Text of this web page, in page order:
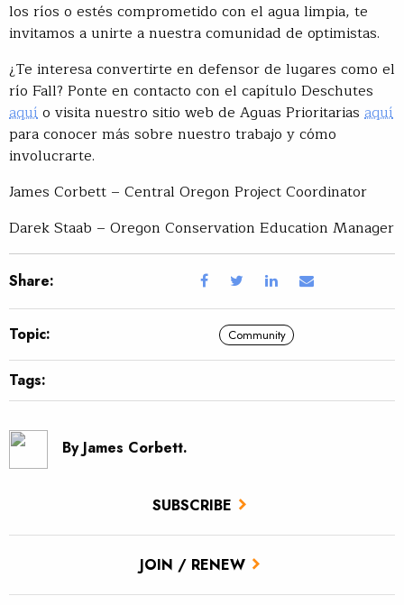
SUBSCRIBE
JOIN / RENEW
los ríos o estés comprometido con el agua limpia, te
invitamos a unirte a nuestra comunidad de optimistas.
¿Te interesa convertirte en defensor de lugares como el
río Fall? Ponte en contacto con el capítulo Deschutes
aquío visita nuestro sitio web de Aguas Prioritarias aquí
para conocer más sobre nuestro trabajo y cómo
involucrarte.
James Corbett – Central Oregon Project Coordinator
Darek Staab – Oregon Conservation Education Manager
Share:
Topic: Community
Tags:
By James Corbett.